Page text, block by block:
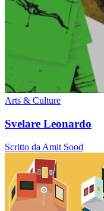
Arts & Culture
Svelare Leonardo
Scritto da Amit Sood